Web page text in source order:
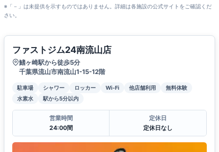
※「－」は未提供を示すものではありません。詳細は各施設の公式サイトをご確認くだ
さい。
ファストジム24南流山店
鰭ヶ崎駅から徒歩5分
千葉県流山市南流山1-15-12階
駐車場 シャワー ロッカー Wi-Fi 他店舗利用
無料体験
水素水
駅から5分以内
営業時間
24:00間
定休日
定休日なし